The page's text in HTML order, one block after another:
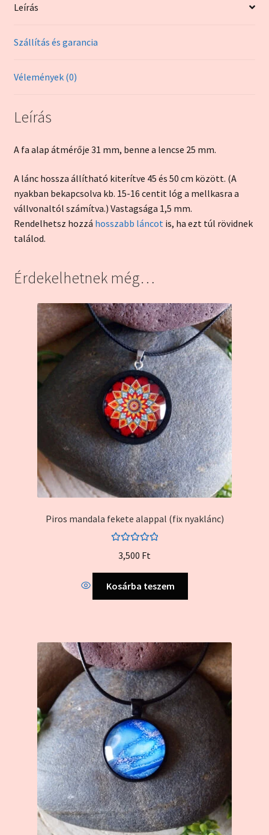
Leírás
Szállítás és garancia
Vélemények (0)
Leírás
A fa alap átmérője 31 mm, benne a lencse 25 mm.
A lánc hossza állítható kiterítve 45 és 50 cm között. (A
nyakban bekapcsolva kb. 15-16 centit lóg a mellkasra a
vállvonaltól számítva.) Vastagsága 1,5 mm.
Rendelhetsz hozzá hosszabb láncot is, ha ezt túl rövidnek
találod.
Érdekelhetnek még…
Piros mandala fekete alappal (fix nyaklánc)
5.00
3,500 Ft
Kosárba teszem